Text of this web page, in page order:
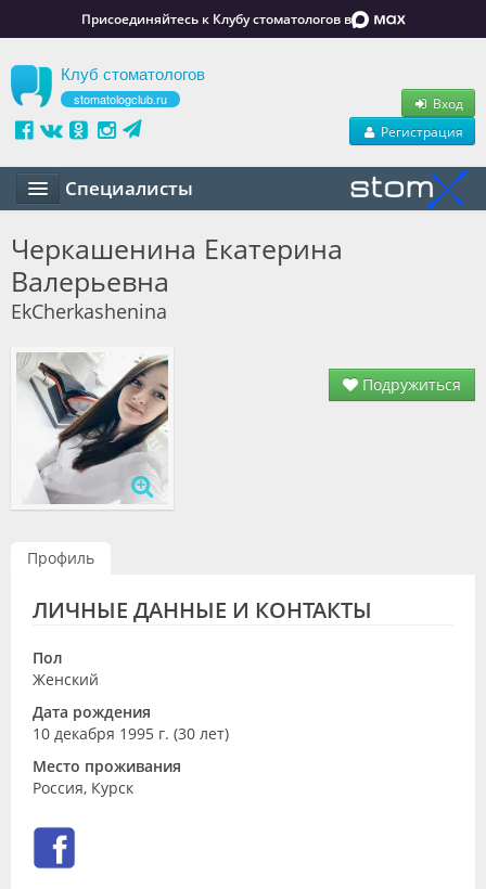
Присоединяйтесь к Клубу стоматологов в
Клуб стоматологов
stomatologclub.ru
Вход
Регистрация
Специалисты
Маркет
Обучение
Вакансии
Резюме
Объявления
Видео
Форум
Галерея
Блоги
Лаборатории
Черкашенина Екатерина
Валерьевна
Подружиться
EkCherkashenina
Профиль
ЛИЧНЫЕ ДАННЫЕ И КОНТАКТЫ
Пол
Женский
Дата рождения
10 декабря 1995 г. (30 лет)
Место проживания
Россия, Курск